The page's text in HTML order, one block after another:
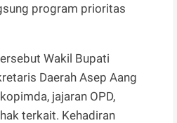
program prioritas
Wakil Bupati
Daerah Asep Aang
jajaran OPD,
terkait. Kehadiran